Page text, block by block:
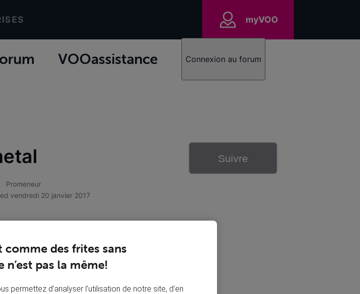
myVOO
VOOassistance Connexion au forum
Promeneur
vendredi 20 janvier 2017
Suivre
comme des frites sans
pas la même!
permettez d’analyser l’utilisation de notre site, d’en